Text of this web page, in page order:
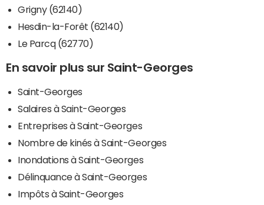
Grigny (62140)
Hesdin-la-Forêt (62140)
Le Parcq (62770)
En savoir plus sur Saint-Georges
Saint-Georges
Salaires à Saint-Georges
Entreprises à Saint-Georges
Nombre de kinés à Saint-Georges
Inondations à Saint-Georges
Délinquance à Saint-Georges
Impôts à Saint-Georges